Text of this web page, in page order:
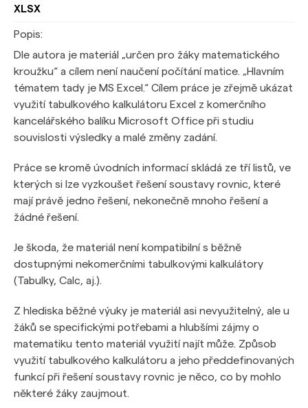
XLSX
Popis:
Dle autora je materiál „určen pro žáky matematického
kroužku“ a cílem není naučení počítání matice. „Hlavním
tématem tady je MS Excel.“ Cílem práce je zřejmě ukázat
využití tabulkového kalkulátoru Excel z komerčního
kancelářského balíku Microsoft Office při studiu
souvislosti výsledky a malé změny zadání.
Práce se kromě úvodních informací skládá ze tří listů, ve
kterých si lze vyzkoušet řešení soustavy rovnic, které
mají právě jedno řešení, nekonečně mnoho řešení a
žádné řešení.
Je škoda, že materiál není kompatibilní s běžně
dostupnými nekomerčními tabulkovými kalkulátory
(Tabulky, Calc, aj.).
Z hlediska běžné výuky je materiál asi nevyužitelný, ale u
žáků se specifickými potřebami a hlubšími zájmy o
matematiku tento materiál využití najít může. Způsob
využití tabulkového kalkulátoru a jeho předdefinovaných
funkcí při řešení soustavy rovnic je něco, co by mohlo
některé žáky zaujmout.